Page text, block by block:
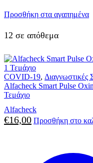
Προσθήκη στα αγαπημένα
12 σε απόθεμα
COVID-19, Διαγνωστικές
Alfacheck Smart Pulse
Τεμάχιο
Alfacheck
€16,00 Προσθήκη στο